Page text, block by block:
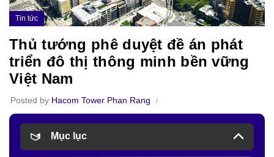
Tin tức
Thủ tướng phê duyệt đề án phát
triển đô thị thông minh bền vững
Việt Nam
Posted by Hacom Tower Phan Rang
Mục lục